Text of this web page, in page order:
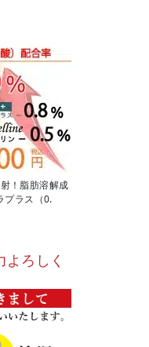
！脂肪溶解成
プラス（0.
ろしく